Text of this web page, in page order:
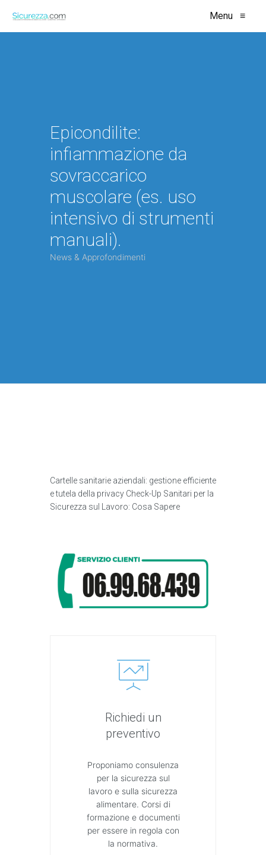
Menu ≡
Epicondilite:
infiammazione da
sovraccarico
muscolare (es. uso
intensivo di strumenti
manuali).
News & Approfondimenti
Cartelle sanitarie aziendali: gestione efficiente
e tutela della privacy Check-Up Sanitari per la
Sicurezza sul Lavoro: Cosa Sapere
Richiedi un
preventivo
Proponiamo consulenza
per la sicurezza sul
lavoro e sulla sicurezza
alimentare. Corsi di
formazione e documenti
per essere in regola con
la normativa.